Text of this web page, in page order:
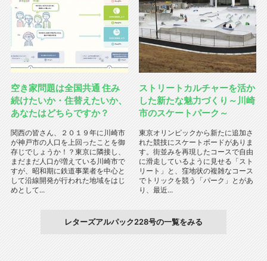
空き家問題は全国共通 住み
続けたいか・住替えたいか、
あなたはどちらですか？
関西の皆さん、２０１９年に川崎市
が神戸市の人口を上回ったことを御
存じでしょうか！？東京に隣接し、
まだまだ人口が増えている川崎市で
すが、昭和期に鉄道事業者を中心と
して沿線開発が行われた地域をはじ
めとして...
ストリートカルチャーを活か
した新たな魅力づくり～川崎
市のスケートパーク～
東京オリンピックから新たに追加さ
れた競技にスケートボードがありま
す。街並みを再現したコースで自由
に滑走しているように見せる「スト
リート」と、窪地状の複雑なコース
でトリックを競う「パーク」とがあ
り、最近...
レターズアルパック228号の一覧をみる